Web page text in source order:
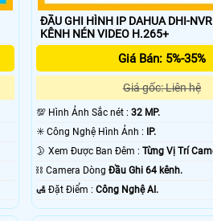
ĐẦU GHI HÌNH IP DAHUA DHI-
KÊNH NÉN VIDEO H.265+
Giá Bán: 5%-35%
Giá gốc: Liên hệ
💯 Hình Ảnh Sắc nét : 32 MP.
✳️ Công Nghệ Hình Ảnh :
IP.
🌛 Xem Được Ban Đêm : Từng Vị Trí
⛓ Camera Dòng Đầu Ghi 64 kênh.
️🛃 Đặt Điểm : Công Nghệ AI.